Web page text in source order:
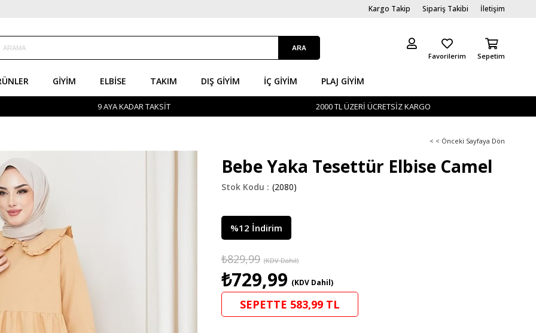
Kargo Takip Sipariş Takibi İletişim
Sepetim
Favorilerim
GIYIM ELBISE TAKIM DIŞ GIYIM İÇ GİYIM PLAJ GIYIM
9 AYA KADAR TAKSİT 2000 TL ÜZERİ ÜCRETSİZ KARGO
< < Önceki Sayfaya Dön
Bebe Yaka Tesettür Elbise Camel
(2080)
%12 İndirim
₺829,99 (KDV Dahil)
₺729,99 (KDV Dahil)
SEPETTE 583,99 TL